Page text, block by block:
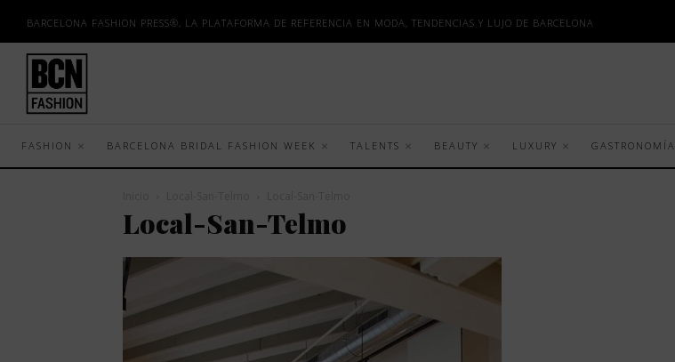
BARCELONA FASHION PRESS®, LA PLATAFORMA DE REFERENCIA EN MODA, TENDENCIAS Y LUJO DE BARCELONA
FASHION BARCELONA BRIDAL FASHION WEEK TALENTS BEAUTY LUXURY GASTRONOMÍA
Local-San-Telmo